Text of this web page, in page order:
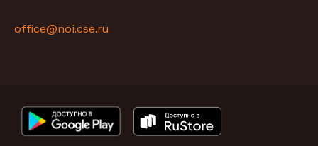
office@noi.cse.ru